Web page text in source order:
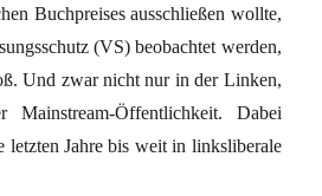
Buchpreises ausschließen wollte,
(VS) beobachtet werden,
Und zwar nicht nur in der Linken,
Öffentlichkeit. Dabei
letzten Jahre bis weit in linksliberale